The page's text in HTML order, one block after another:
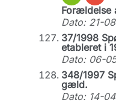
Forældelse
Dato: 21-
37/1998
etableret i
Dato: 06-
348/1997
gæld.
Dato: 14-